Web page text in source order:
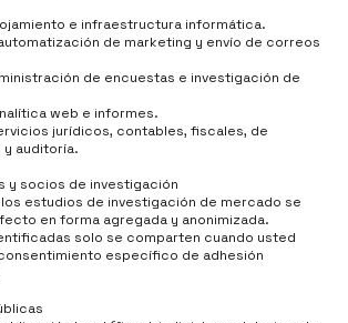
e infraestructura informática.
de marketing y envío de correos
de encuestas e investigación de
web e informes.
jurídicos, contables, fiscales, de
y auditoría.
y socios de investigación
estudios de investigación de mercado se
en forma agregada y anonimizada.
solo se comparten cuando usted
específico de adhesión